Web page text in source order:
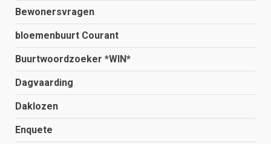
Bewonersvragen
bloemenbuurt Courant
Buurtwoordzoeker *WIN*
Dagvaarding
Daklozen
Enquete